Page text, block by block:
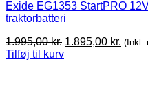
Exide EG1353 StartPRO
traktorbatteri
1.995,00kr. Original
1.895,00 kr. (Inkl.
Tilføj til kurv